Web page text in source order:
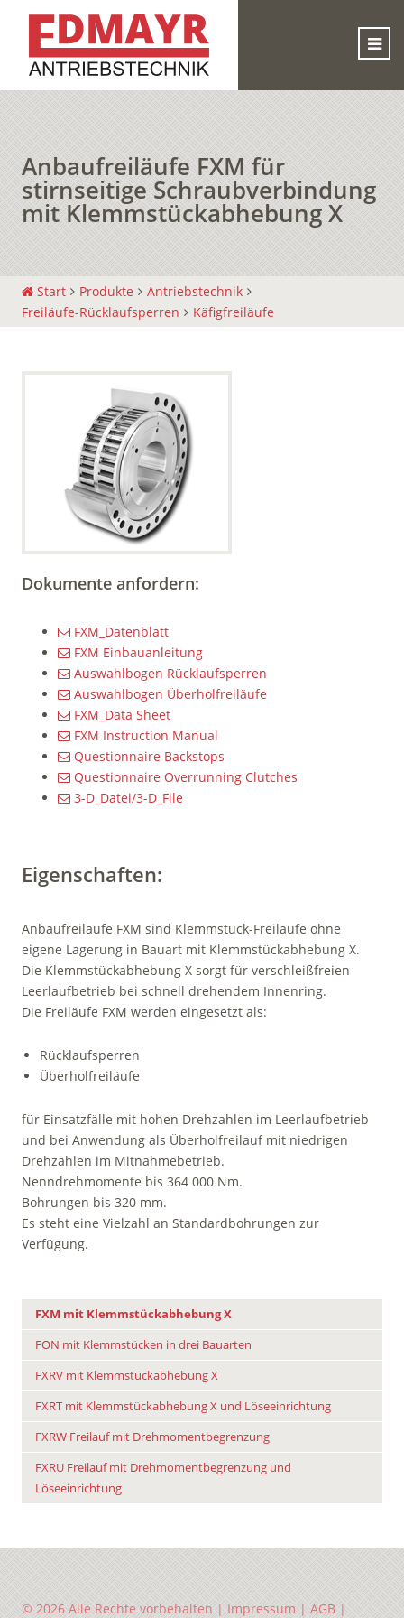
Anbaufreiläufe FXM für
stirnseitige Schraubverbindung
mit Klemmstückabhebung X
Start Produkte
Antriebstechnik
Freiläufe-Rücklaufsperren
Käfigfreiläufe
Dokumente anfordern:
FXM_Datenblatt
FXM Einbauanleitung
Auswahlbogen Rücklaufsperren
Auswahlbogen Überholfreiläufe
FXM_Data Sheet
FXM Instruction Manual
Questionnaire Backstops
Questionnaire Overrunning Clutches
3-D_Datei/3-D_File
Eigenschaften:
Anbaufreiläufe FXM sind Klemmstück-Freiläufe ohne
eigene Lagerung in Bauart mit Klemm­stückabhebung X.
Die Klemmstückabhebung X sorgt für verschleißfreien
Leerlaufbetrieb bei schnell drehendem Innenring.
Die Freiläufe FXM werden eingesetzt als:
Rücklaufsperren
Überholfreiläufe
für Einsatzfälle mit hohen Drehzahlen im Leerlaufbetrieb
und bei Anwendung als Überholfreilauf mit niedrigen
Drehzahlen im Mit­nahme­betrieb.
Nenndrehmomente bis 364 000 Nm.
Bohrungen bis 320 mm.
Es steht eine Vielzahl an Standardbohrungen zur
Verfügung.
FXM mit Klemmstückabhebung X
FON mit Klemmstücken in drei Bauarten
FXRV mit Klemmstückabhebung X
FXRT mit Klemmstückabhebung X und Löseeinrichtung
FXRW Freilauf mit Drehmomentbegrenzung
FXRU Freilauf mit Drehmomentbegrenzung und
Löseeinrichtung
© 2026 Alle Rechte vorbehalten | Impressum | AGB |